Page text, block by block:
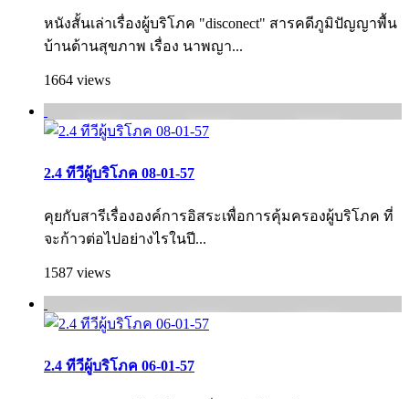
หนังสั้นเล่าเรื่องผู้บริโภค "disconect" สารคดีภูมิปัญญาพื้น
บ้านด้านสุขภาพ เรื่อง นาพญา...
1664 views
2.4 ทีวีผู้บริโภค 08-01-57
คุยกับสารีเรื่ององค์การอิสระเพื่อการคุ้ม­ครองผู้บริโภค ที่
จะก้าวต่อไปอย่างไรในปี...
1587 views
2.4 ทีวีผู้บริโภค 06-01-57